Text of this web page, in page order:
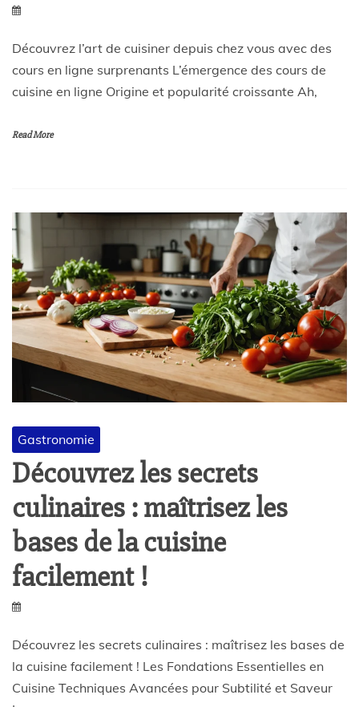
Découvrez l’art de cuisiner depuis chez vous avec des
cours en ligne surprenants L’émergence des cours de
cuisine en ligne Origine et popularité croissante Ah,
Read More
Gastronomie
Découvrez les secrets
culinaires : maîtrisez les
bases de la cuisine
facilement !
Découvrez les secrets culinaires : maîtrisez les bases de
la cuisine facilement ! Les Fondations Essentielles en
Cuisine Techniques Avancées pour Subtilité et Saveur